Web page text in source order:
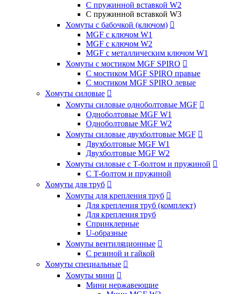
С пружинной вставкой W2
С пружинной вставкой W3
Хомуты с бабочкой (ключом) 
MGF с ключом W1
MGF с ключом W2
MGF с металлическим ключом W1
Хомуты с мостиком MGF SPIRO 
С мостиком MGF SPIRO правые
С мостиком MGF SPIRO левые
Хомуты силовые 
Хомуты силовые одноболтовые MGF 
Одноболтовые MGF W1
Одноболтовые MGF W2
Хомуты силовые двухболтовые MGF 
Двухболтовые MGF W1
Двухболтовые MGF W2
Хомуты силовые с Т-болтом и пружиной 
С Т-болтом и пружиной
Хомуты для труб 
Хомуты для крепления труб 
Для крепления труб (комплект)
Для крепления труб
Спринклерные
U-образные
Хомуты вентиляционные 
С резиной и гайкой
Хомуты специальные 
Хомуты мини 
Мини нержавеющие